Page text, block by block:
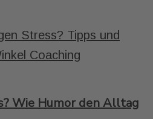
Wie Humor den Alltag